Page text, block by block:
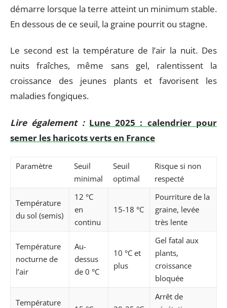
démarre lorsque la terre atteint un minimum stable.
En dessous de ce seuil, la graine pourrit ou stagne.
Le second est la température de l’air la nuit. Des
nuits fraîches, même sans gel, ralentissent la
croissance des jeunes plants et favorisent les
maladies fongiques.
Lire également : Lune 2025 : calendrier pour
semer les haricots verts en France
Paramètre
Seuil
minimal
Seuil
optimal
Risque si non
respecté
Température
du sol (semis)
12 °C
en
continu
15-18 °C
Pourriture de la
graine, levée
très lente
Température
nocturne de
l’air
Au-
dessus
de 0 °C
10 °C et
plus
Gel fatal aux
plants,
croissance
bloquée
Température
Arrêt de